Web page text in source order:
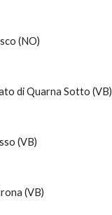
(NO)
di Quarna Sotto (VB)
(VB)
(VB)